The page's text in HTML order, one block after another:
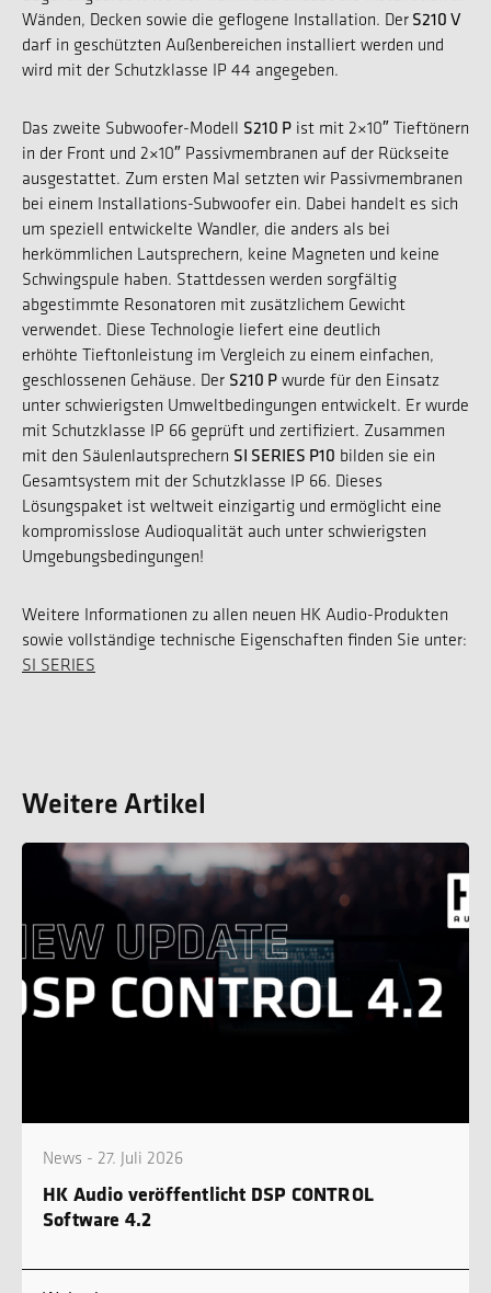
Wänden, Decken sowie die geflogene Installation. Der S210 V
darf in geschützten Außenbereichen installiert werden und
wird mit der Schutzklasse IP 44 angegeben.
Das zweite Subwoofer-Modell S210 P ist mit 2×10″ Tieftönern
in der Front und 2×10″ Passivmembranen auf der Rückseite
ausgestattet. Zum ersten Mal setzten wir Passivmembranen
bei einem Installations-Subwoofer ein. Dabei handelt es sich
um speziell entwickelte Wandler, die anders als bei
herkömmlichen Lautsprechern, keine Magneten und keine
Schwingspule haben. Stattdessen werden sorgfältig
abgestimmte Resonatoren mit zusätzlichem Gewicht
verwendet. Diese Technologie liefert eine deutlich
erhöhte Tieftonleistung im Vergleich zu einem einfachen,
geschlossenen Gehäuse. Der S210 P wurde für den Einsatz
unter schwierigsten Umweltbedingungen entwickelt. Er wurde
mit Schutzklasse IP 66 geprüft und zertifiziert. Zusammen
mit den Säulenlautsprechern SI SERIES P10 bilden sie ein
Gesamtsystem mit der Schutzklasse IP 66. Dieses
Lösungspaket ist weltweit einzigartig und ermöglicht eine
kompromisslose Audioqualität auch unter schwierigsten
Umgebungsbedingungen!
Weitere Informationen zu allen neuen HK Audio-Produkten
sowie vollständige technische Eigenschaften finden Sie unter:
SI SERIES
Weitere Artikel
News - 27. Juli 2026
HK Audio veröffentlicht DSP CONTROL
Software 4.2